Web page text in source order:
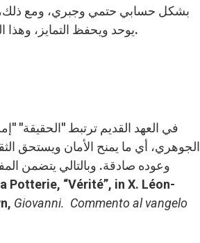
بشكل حسابي حتمي وجبري، ومع ذلك،
يوحد ويحفظ التمايز، وهذا الفهم يحمل البعض على الهيام حبًا وصولاً إلى قبول الاستشهاد لأجل الإيمان بإله الحب.
في العهد القديم ترتبط "الحقيقة"
الجوهري، أي ما يمنح الأمان ويستحق
وعوده صادقة. وبالتالي يتضمن
Giovanni. Commento al vangelo